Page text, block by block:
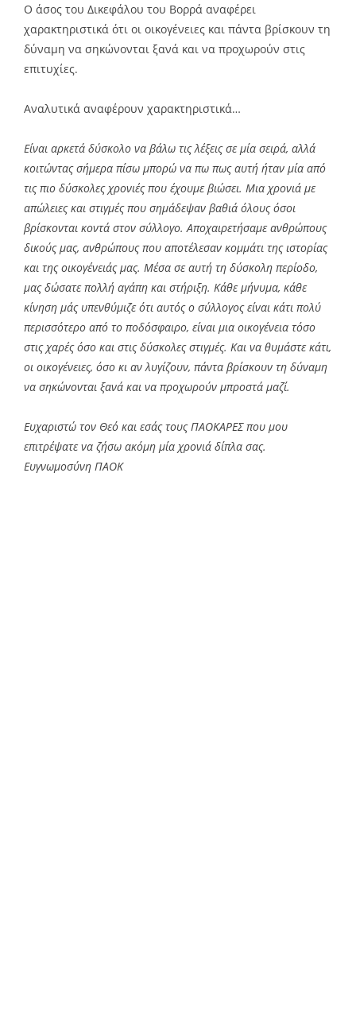
Ο άσος του Δικεφάλου του Βορρά αναφέρει
χαρακτηριστικά ότι οι οικογένειες και πάντα βρίσκουν τη
δύναμη να σηκώνονται ξανά και να προχωρούν στις
επιτυχίες.
Αναλυτικά αναφέρουν χαρακτηριστικά…
Είναι αρκετά δύσκολο να βάλω τις λέξεις σε μία σειρά, αλλά
κοιτώντας σήμερα πίσω μπορώ να πω πως αυτή ήταν μία από
τις πιο δύσκολες χρονιές που έχουμε βιώσει. Μια χρονιά με
απώλειες και στιγμές που σημάδεψαν βαθιά όλους όσοι
βρίσκονται κοντά στον σύλλογο. Αποχαιρετήσαμε ανθρώπους
δικούς μας, ανθρώπους που αποτέλεσαν κομμάτι της ιστορίας
και της οικογένειάς μας. Μέσα σε αυτή τη δύσκολη περίοδο,
μας δώσατε πολλή αγάπη και στήριξη. Κάθε μήνυμα, κάθε
κίνηση μάς υπενθύμιζε ότι αυτός ο σύλλογος είναι κάτι πολύ
περισσότερο από το ποδόσφαιρο, είναι μια οικογένεια τόσο
στις χαρές όσο και στις δύσκολες στιγμές. Και να θυμάστε κάτι,
οι οικογένειες, όσο κι αν λυγίζουν, πάντα βρίσκουν τη δύναμη
να σηκώνονται ξανά και να προχωρούν μπροστά μαζί.
Ευχαριστώ τον Θεό και εσάς τους ΠΑΟΚΑΡΕΣ που μου
επιτρέψατε να ζήσω ακόμη μία χρονιά δίπλα σας.
Ευγνωμοσύνη ΠΑΟΚ